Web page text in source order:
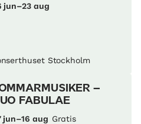
jun–23 aug
Stockholm
–
FABULAE
jun–16 aug Gratis